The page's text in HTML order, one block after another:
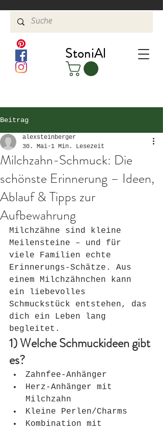
StoniAl
Beitrag
Milchzahn-Schmuck: Die
schönste Erinnerung – Ideen,
Ablauf & Tipps zur
Aufbewahrung
alexsteinberger
30. Mai 1 Min. Lesezeit
Milchzähne sind kleine
Meilensteine – und für
viele Familien echte
Erinnerungs-Schätze. Aus
einem Milchzähnchen kann
ein liebevolles
Schmuckstück entstehen, das
dich ein Leben lang
begleitet.
1) Welche Schmuckideen gibt
es?
Zahnfee-Anhänger
Herz-Anhänger mit
Milchzahn
Kleine Perlen/Charms
Kombination mit